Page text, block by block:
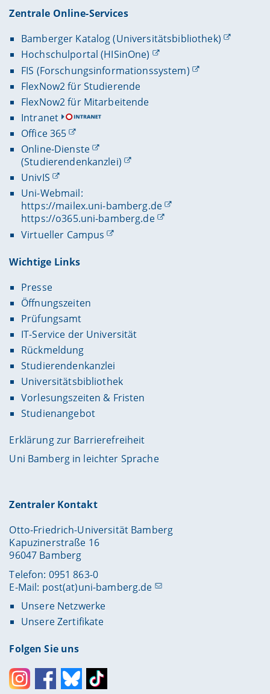
Zentrale Online-Services
Bamberger Katalog (Universitätsbibliothek)
Hochschulportal (HISinOne)
FIS (Forschungsinformationssystem)
FlexNow2 für Studierende
FlexNow2 für Mitarbeitende
Intranet
Office 365
Online-Dienste
(Studierendenkanzlei)
UnivIS
Uni-Webmail:
https://mailex.uni-bamberg.de
https://o365.uni-bamberg.de
Virtueller Campus
Wichtige Links
Presse
Öffnungszeiten
Prüfungsamt
IT-Service der Universität
Rückmeldung
Studierendenkanzlei
Universitätsbibliothek
Vorlesungszeiten & Fristen
Studienangebot
Erklärung zur Barrierefreiheit
Uni Bamberg in leichter Sprache
Zentraler Kontakt
Otto-Friedrich-Universität Bamberg
Kapuzinerstraße 16
96047 Bamberg
Telefon: 0951 863-0
E-Mail: post(at)uni-bamberg.de
Unsere Netzwerke
Unsere Zertifikate
Folgen Sie uns